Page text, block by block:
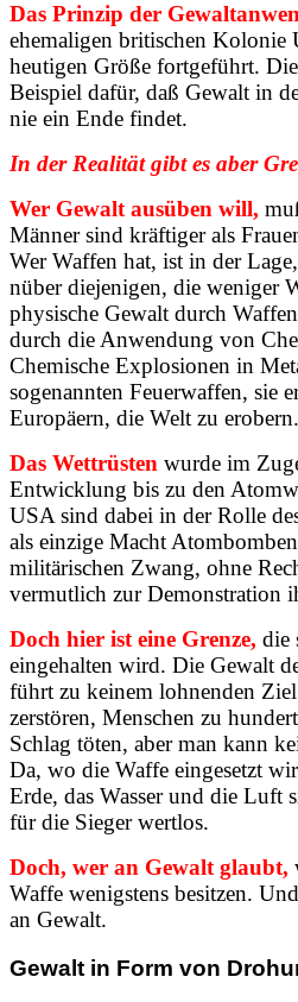
Das Prinzip der
ehemaligen britischen Kolonie
heutigen Größe fortgeführt.
Beispiel dafür, daß Gewalt in
nie ein Ende findet.
In der Realität gibt es aber
Wer Gewalt ausüben will,
Männer sind kräftiger als
Wer Waffen hat, ist in der
nüber diejenigen, die weniger
physische Gewalt durch
durch die Anwendung von
Chemische Explosionen in
sogenannten Feuerwaffen, sie
Europäern, die Welt zu erobern.
Das Wettrüsten wurde im
Entwicklung bis zu den
USA sind dabei in der Rolle
als einzige Macht
militärischen Zwang, ohne
vermutlich zur Demonstration
Doch hier ist eine Grenze, die
eingehalten wird. Die Gewalt
führt zu keinem lohnenden
zerstören, Menschen zu
Schlag töten, aber man kann
Da, wo die Waffe eingesetzt
Erde, das Wasser und die Luft
für die Sieger wertlos.
Doch, wer an Gewalt glaubt,
Waffe wenigstens besitzen.
an Gewalt.
Gewalt in Form von